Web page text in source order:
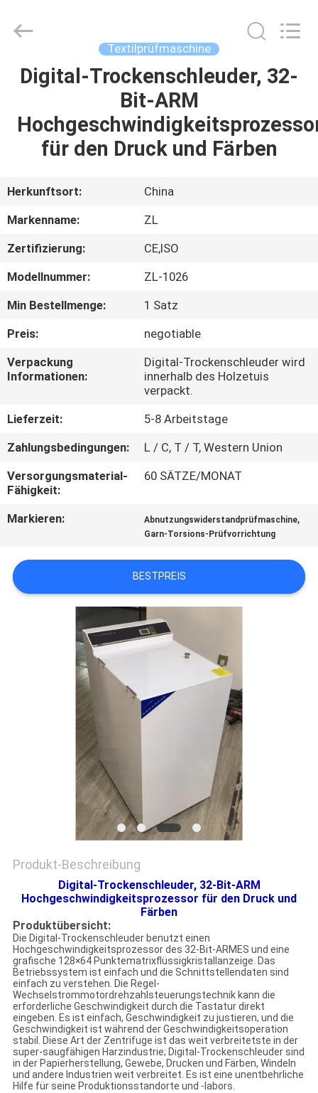
HAUS
PRODUKTE
ÜBER
FABRIK-
AUSFLUG
QUALITÄTSKONTROLLE
SIE
MIT
UNS
IN
VERBINDUNG
NACHRICHTEN
FORDERN
SIE EIN
SITEMAP
PRIVACY
Ltd..
Textilprüfmaschine
Digital-Trockenschleuder, 32-
Bit-ARM
für den Druck und Färben
Herkunftsort:
China
Markenname:
ZL
Zertifizierung:
CE,ISO
Modellnummer:
ZL-1026
Min Bestellmenge:
1 Satz
Preis:
negotiable
Verpackung
Informationen:
Digital-Trockenschleuder wird
innerhalb des Holzetuis
verpackt.
Lieferzeit:
5-8 Arbeitstage
Zahlungsbedingungen:
L / C, T / T, Western Union
Versorgungsmaterial-
Fähigkeit:
60 SÄTZE/MONAT
Markieren: Abnutzungswiderstandprüfmaschine,
Garn-Torsions-Prüfvorrichtung
BESTPREIS
Produkt-Beschreibung
Digital-Trockenschleuder, 32-Bit-ARM
Hochgeschwindigkeitsprozessor für den Druck und
Färben
Produktübersicht:
Die Digital-Trockenschleuder benutzt einen
Hochgeschwindigkeitsprozessor des 32-Bit-ARMES und eine
grafische 128×64 Punktematrixflüssigkristallanzeige. Das
Betriebssystem ist einfach und die Schnittstellendaten sind
einfach zu verstehen. Die Regel-
Wechselstrommotordrehzahlsteuerungstechnik kann die
erforderliche Geschwindigkeit durch die Tastatur direkt
eingeben. Es ist einfach, Geschwindigkeit zu justieren, und die
Geschwindigkeit ist während der Geschwindigkeitsoperation
stabil. Diese Art der Zentrifuge ist das weit verbreitetste in der
super-saugfähigen Harzindustrie; Digital-Trockenschleuder sind
in der Papierherstellung, Gewebe, Drucken und Färben, Windeln
und andere Industrien weit verbreitet. Es ist eine unentbehrliche
Hilfe für seine Produktionsstandorte und -labors.